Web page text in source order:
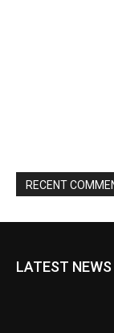
RECENT
LATEST NEWS